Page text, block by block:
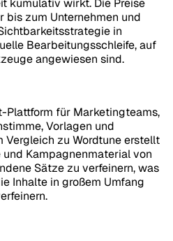
kumulativ wirkt. Die Preise
bis zum Unternehmen und
in
Bearbeitungsschleife, auf
angewiesen sind.
Plattform für Marketingteams,
Vorlagen und
Vergleich zu Wordtune erstellt
Kampagnenmaterial von
Sätze zu verfeinern, was
Inhalte in großem Umfang